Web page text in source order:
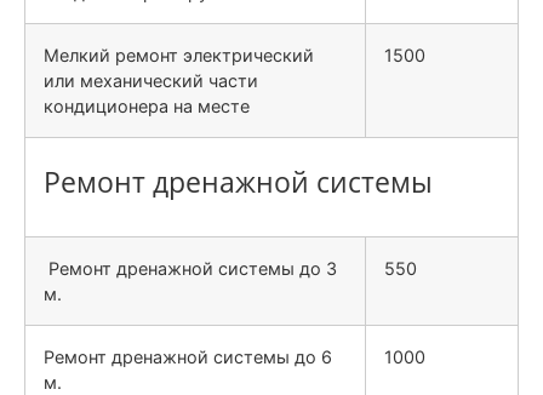
Мелкий ремонт электрический
или механический части
кондиционера на месте
1500
Ремонт дренажной системы
Ремонт дренажной системы до 3
м.
550
Ремонт дренажной системы до 6
м.
1000